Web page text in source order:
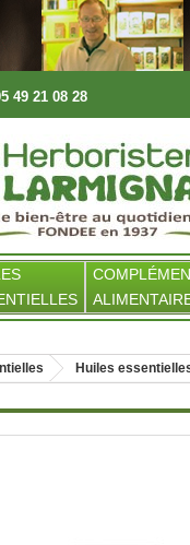
49 21 08 28
Huiles